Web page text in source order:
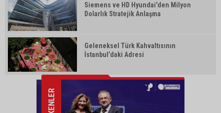
Siemens ve HD Hyundai'den Milyon
Dolarlık Stratejik Anlaşma
Geleneksel Türk Kahvaltısının
İstanbul’daki Adresi